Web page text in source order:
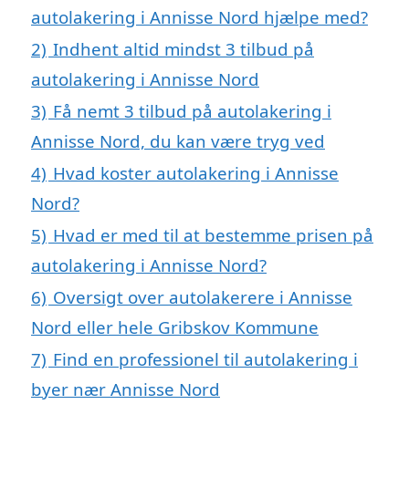
autolakering i Annisse Nord hjælpe med?
2) Indhent altid mindst 3 tilbud på
autolakering i Annisse Nord
3) Få nemt 3 tilbud på autolakering i
Annisse Nord, du kan være tryg ved
4) Hvad koster autolakering i Annisse
Nord?
5) Hvad er med til at bestemme prisen på
autolakering i Annisse Nord?
6) Oversigt over autolakerere i Annisse
Nord eller hele Gribskov Kommune
7) Find en professionel til autolakering i
byer nær Annisse Nord